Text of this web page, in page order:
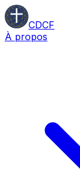
CDCF
À propos